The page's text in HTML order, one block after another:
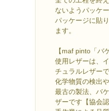
ないようパッケ
パッケージに貼
ます。
【maf pinto「バ
使用レザーは、
チュラルレザーで
化学物質の検出
最古の製法、バ
ザーです【協会